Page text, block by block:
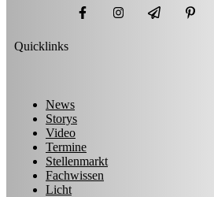
Quicklinks
News
Storys
Video
Termine
Stellenmarkt
Fachwissen
Licht